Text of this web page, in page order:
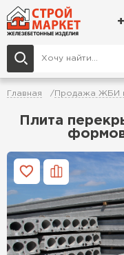
Главная Продажа ЖБИ
Плита